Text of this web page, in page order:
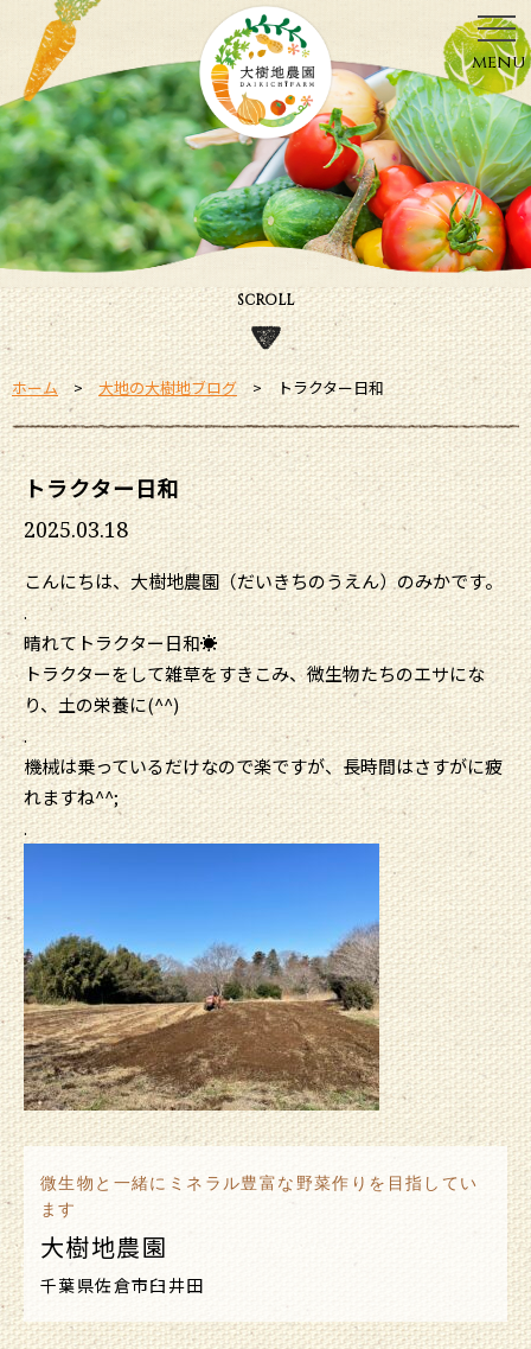
menu
SCROLL
ホーム 大地の大樹地ブログ トラクター日和
トラクター日和
2025.03.18
こんにちは、大樹地農園（だいきちのうえん）のみかです。
.
晴れてトラクター日和☀
トラクターをして雑草をすきこみ、微生物たちのエサにな
り、土の栄養に(^^)
.
機械は乗っているだけなので楽ですが、長時間はさすがに疲
れますね^^;
.
微生物と一緒にミネラル豊富な野菜作りを目指してい
ます
大樹地農園
千葉県佐倉市臼井田